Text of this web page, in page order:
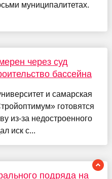
муниципалитетах.
через суд
бассейна
и самарская
готовятся
из-за недостроенного
иск с...
подряда на